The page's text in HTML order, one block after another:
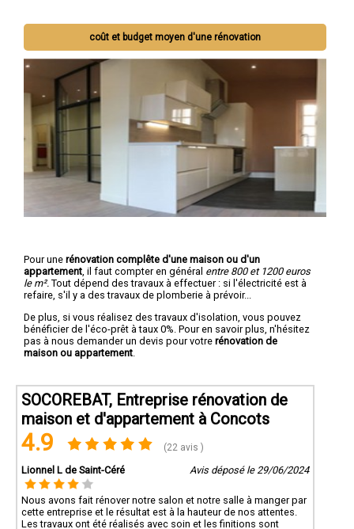
coût et budget moyen d'une rénovation
Pour une rénovation complête d'une maison ou d'un
appartement , il faut compter en général entre 800 et 1200 euros
le m². Tout dépend des travaux à effectuer : si l'électricité est à
refaire, s'il y a des travaux de plomberie à prévoir...
De plus, si vous réalisez des travaux d'isolation, vous pouvez
bénéficier de l'éco-prêt à taux 0%. Pour en savoir plus, n'hésitez
pas à nous demander un devis pour votre rénovation de
maison ou appartement
SOCOREBAT, Entreprise rénovation de
maison et d'appartement à Concots
4.9 (22 avis )
Lionnel L de Saint-Céré Avis déposé le 29/06/2024
Nous avons fait rénover notre salon et notre salle à manger par
cette entreprise et le résultat est à la hauteur de nos attentes.
Les travaux ont été réalisés avec soin et les finitions sont